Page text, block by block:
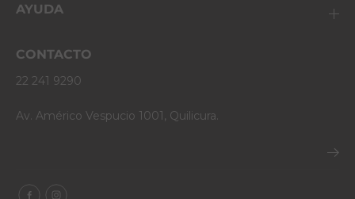
AYUDA
CONTACTO
22 241 9290
Av. Américo Vespucio 1001, Quilicura.